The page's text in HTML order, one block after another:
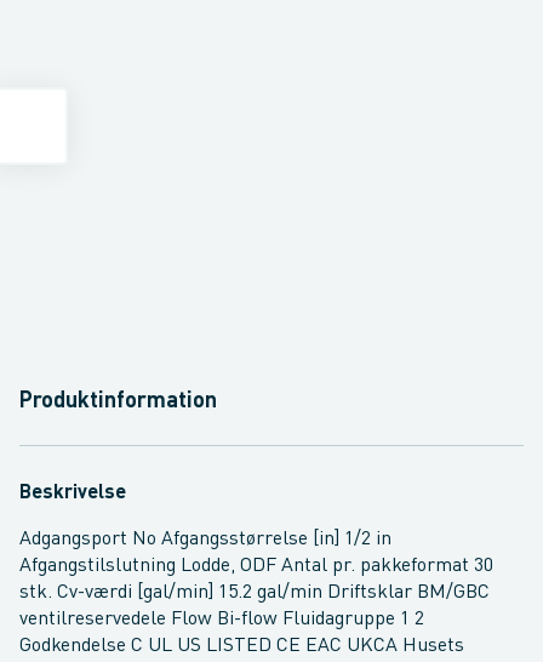
Produktinformation
Beskrivelse
Adgangsport No Afgangsstørrelse [in] 1/2 in
Afgangstilslutning Lodde, ODF Antal pr. pakkeformat 30
stk. Cv-værdi [gal/min] 15.2 gal/min Driftsklar BM/GBC
ventilreservedele Flow Bi-flow Fluidagruppe 1 2
Godkendelse C UL US LISTED CE EAC UKCA Husets